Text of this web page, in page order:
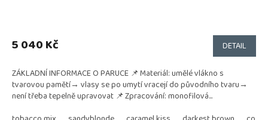
5 040 Kč DETAIL
ZÁKLADNÍ INFORMACE O PARUCE 📌 Materiál: umělé vlákno s
tvarovou pamětí→ vlasy se po umytí vracejí do původního tvaru→
není třeba tepelně upravovat 📌 Zpracování: monofilová...